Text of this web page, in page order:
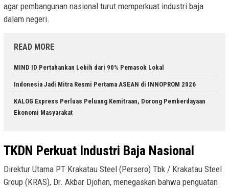
agar pembangunan nasional turut memperkuat industri baja
dalam negeri.
READ MORE
MIND ID Pertahankan Lebih dari 90% Pemasok Lokal
Indonesia Jadi Mitra Resmi Pertama ASEAN di INNOPROM 2026
KALOG Express Perluas Peluang Kemitraan, Dorong Pemberdayaan
Ekonomi Masyarakat
TKDN Perkuat Industri Baja Nasional
Direktur Utama PT Krakatau Steel (Persero) Tbk / Krakatau Steel
Group (KRAS), Dr. Akbar Djohan, menegaskan bahwa penguatan